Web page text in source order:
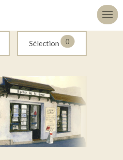
Sélection 0